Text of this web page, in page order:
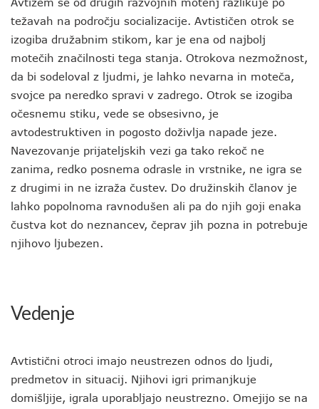
težavah na področju socializacije. Avtističen otrok se
izogiba družabnim stikom, kar je ena od najbolj
motečih značilnosti tega stanja. Otrokova nezmožnost,
da bi sodeloval z ljudmi, je lahko nevarna in moteča,
svojce pa neredko spravi v zadrego. Otrok se izogiba
očesnemu stiku, vede se obsesivno, je
avtodestruktiven in pogosto doživlja napade jeze.
Navezovanje prijateljskih vezi ga tako rekoč ne
zanima, redko posnema odrasle in vrstnike, ne igra se
z drugimi in ne izraža čustev. Do družinskih članov je
lahko popolnoma ravnodušen ali pa do njih goji enaka
čustva kot do neznancev, čeprav jih pozna in potrebuje
njihovo ljubezen.
Vedenje
Avtistični otroci imajo neustrezen odnos do ljudi,
predmetov in situacij. Njihovi igri primanjkuje
domišljije, igrala uporabljajo neustrezno. Omejijo se na